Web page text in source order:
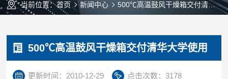
当前位置：首页 新闻中心 500℃高温鼓风干燥箱交付清华大学使用
500℃高温鼓风干燥箱交付清华大学使用
更新时间：2010-12-29 点击次数：3178